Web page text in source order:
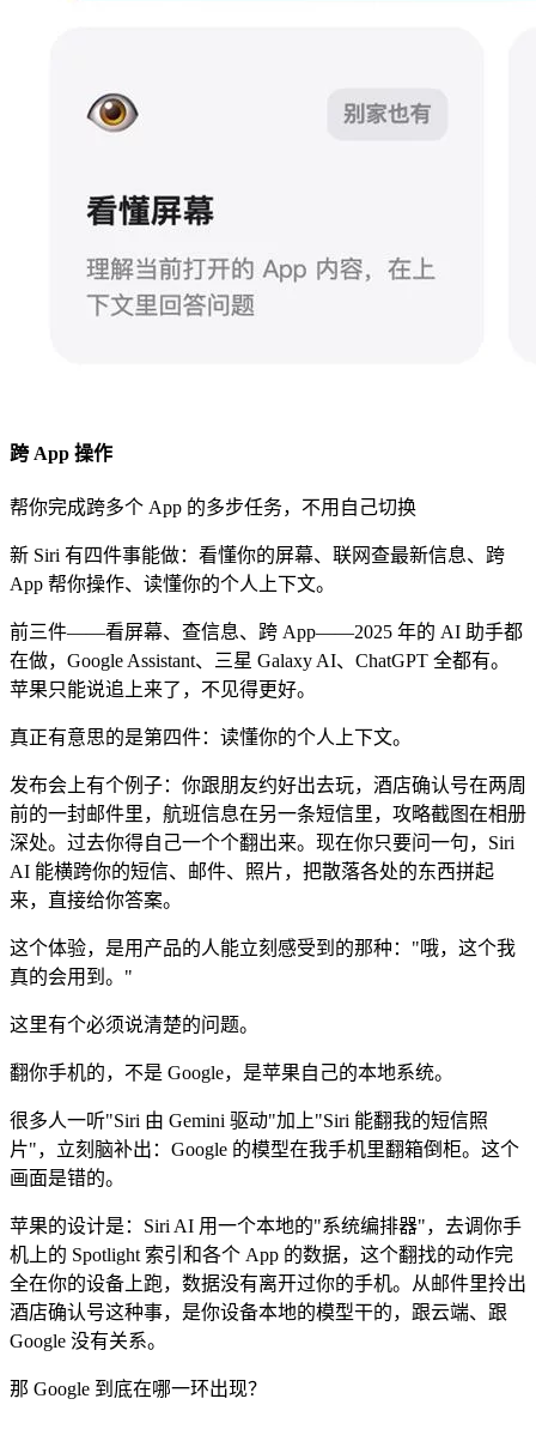
跨 App 操作
帮你完成跨多个 App 的多步任务，不用自己切换
新 Siri 有四件事能做：看懂你的屏幕、联网查最新信息、跨
App 帮你操作、读懂你的个人上下文。
前三件——看屏幕、查信息、跨 App——2025 年的 AI 助手都
在做，Google Assistant、三星 Galaxy AI、ChatGPT 全都有。
苹果只能说追上来了，不见得更好。
真正有意思的是第四件：读懂你的个人上下文。
发布会上有个例子：你跟朋友约好出去玩，酒店确认号在两周
前的一封邮件里，航班信息在另一条短信里，攻略截图在相册
深处。过去你得自己一个个翻出来。现在你只要问一句，Siri
AI 能横跨你的短信、邮件、照片，把散落各处的东西拼起
来，直接给你答案。
这个体验，是用产品的人能立刻感受到的那种："哦，这个我
真的会用到。"
这里有个必须说清楚的问题。
翻你手机的，不是 Google，是苹果自己的本地系统。
很多人一听"Siri 由 Gemini 驱动"加上"Siri 能翻我的短信照
片"，立刻脑补出：Google 的模型在我手机里翻箱倒柜。这个
画面是错的。
苹果的设计是：Siri AI 用一个本地的"系统编排器"，去调你手
机上的 Spotlight 索引和各个 App 的数据，这个翻找的动作完
全在你的设备上跑，数据没有离开过你的手机。从邮件里拎出
酒店确认号这种事，是你设备本地的模型干的，跟云端、跟
Google 没有关系。
那 Google 到底在哪一环出现？